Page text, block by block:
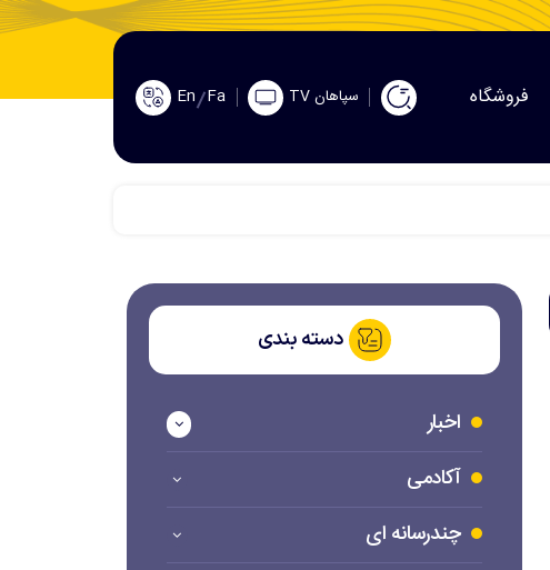
فروشگاه سپاهان TV Fa
En
دسته بندی
اخبار
آکادمی
چندرسانه ای